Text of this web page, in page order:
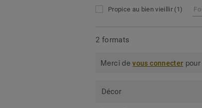
Propice au bien vieillir (1)
2 formats
Merci devous connecter
Décor